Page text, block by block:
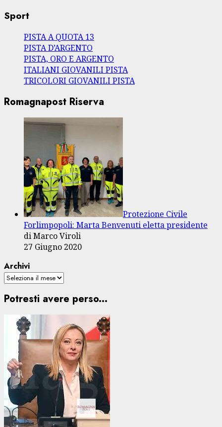
Sport
PISTA A QUOTA 13
PISTA D’ARGENTO
PISTA, ORO E ARGENTO
ITALIANI GIOVANILI PISTA
TRICOLORI GIOVANILI PISTA
Romagnapost Riserva
Protezione Civile
Forlimpopoli: Marta Benvenuti eletta presidente
di Marco Viroli
27 Giugno 2020
Archivi
Potresti avere perso...